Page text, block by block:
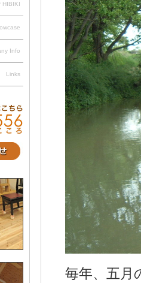
毎年、五月
HIBIKI
Info
Links